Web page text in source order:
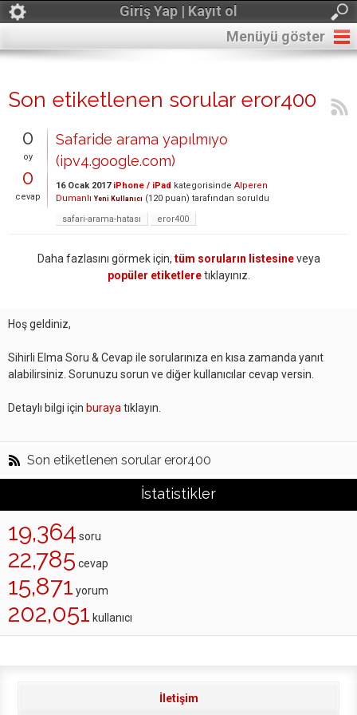
Giriş Yap | Kayıt ol
Menüyü göster
Son etiketlenen sorular eror400
0
oy
0
cevap
Safaride arama yapılmıyo
(ipv4.google.com)
16 Ocak 2017 iPhone / iPad kategorisinde Alperen
Dumanlı Yeni Kullanıcı (120 puan) tarafından soruldu
safari-arama-hatası
eror400
Daha fazlasını görmek için, tüm soruların listesineveya
popüler etiketleretıklayınız.
Hoş geldiniz,
Sihirli Elma Soru & Cevap ile sorularınıza en kısa zamanda yanıt
alabilirsiniz. Sorunuzu sorun ve diğer kullanıcılar cevap versin.
Detaylı bilgi için buraya tıklayın.
Son etiketlenen sorular eror400
İstatistikler
19,364 soru
22,785 cevap
15,871 yorum
202,051 kullanıcı
İletişim